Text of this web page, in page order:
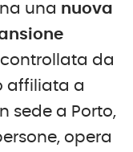
una nuova
controllata da
affiliata a
sede a Porto,
opera